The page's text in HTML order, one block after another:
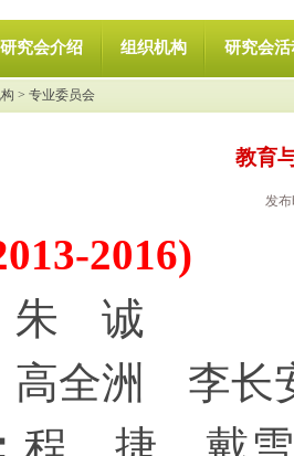
研究会介绍 组织机构 研究会活
> 专业委员会
教育
发
2016)
朱 诚
高全洲 李